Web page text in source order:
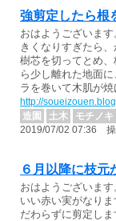
強剪定したら根
おはようございま
きくなりすぎたら
樹芯を切ってとめ
ら少し離れた地面
ラを巻いて木肌が
http://
造園
土木
モチノキ
2019/07/02 07:36 操
６月以降に枝元
おはようございま
いい赤い実がなり
だわらずに剪定し